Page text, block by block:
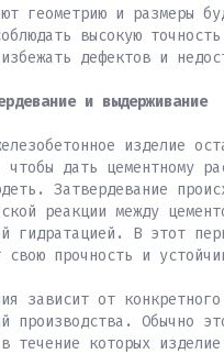
геометрию и размеры
высокую
дефектов и
и выдерживание
изделие
чтобы дать цементному
Затвердевание
реакции между
гидратацией. В этот
свою прочность и
зависит от
производства. Обычно
течение которых изделие